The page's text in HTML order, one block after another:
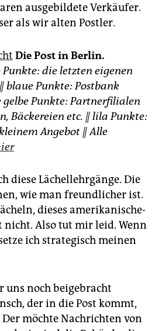
ausgebildete Verkäufer.
als wir alten Postler.
Die Post in Berlin.
Punkte: die letzten eigenen
blaue Punkte: Postbank
gelbe Punkte: Partnerfilialen
Bäckereien etc. || lila Punkte:
Angebot || Alle
diese Lächellehrgänge. Die
wie man freundlicher ist.
dieses amerikanische-
nicht. Also tut mir leid. Wenn
ich strategisch meinen
uns noch beigebracht
der in die Post kommt,
möchte Nachrichten von